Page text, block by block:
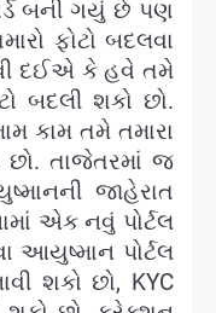
બની ગયું છે પણ
ફોટો બદલવા
દઈએ કે હવે તમે
બદલી શકો છો.
કામ તમે તમારા
છો. તાજેતરમાં જ
જાહેરાત
એક નવું પોર્ટલ
આયુષ્માન પોર્ટલ
શકો છો, KYC